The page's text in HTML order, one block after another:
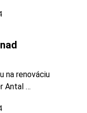
prameňom
listina
na renováciu
Antal
Peter